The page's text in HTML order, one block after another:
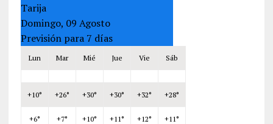
Tarija
Domingo, 09 Agosto
Previsión para 7 días
Lun Mar Mié Jue Vie Sáb
+10° +26° +30° +30° +32° +28°
+6° +7° +10° +11° +12° +11°